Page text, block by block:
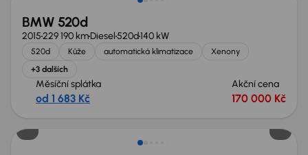
BMW 520d
2015229 190 kmDiesel520d140 kW
520d Kůže automatická klimatizace
Xenony
+3 dalších
Měsíční splátka
od 1 683 Kč
Akční cena
170 000 Kč